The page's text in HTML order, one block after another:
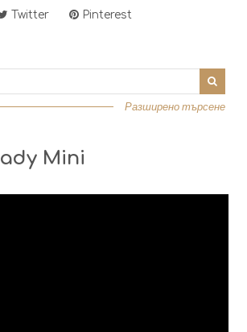
Twitter Pinterest
Разширено търсене
Mini